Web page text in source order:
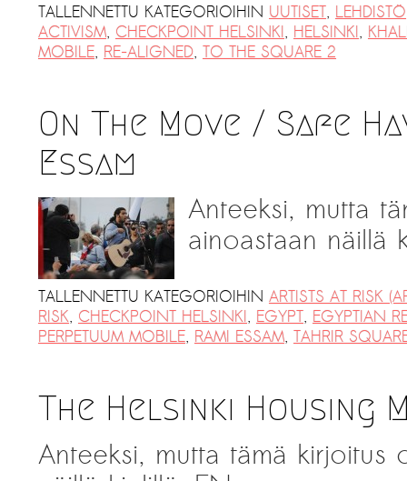
TALLENNETTU KATEGORIOIHIN UUTISET, LEHDISTÖ
ACTIVISM, CHECKPOINT HELSINKI, HELSINKI,
MOBILE, RE-ALIGNED, TO THE SQUARE 2
On The Move / Safe
Essam
Anteeksi, mutta
ainoastaan näillä
TALLENNETTU KATEGORIOIHIN ARTISTS AT RISK
RISK, CHECKPOINT HELSINKI, EGYPT, EGYPTIAN
PERPETUUM MOBILE, RAMI ESSAM, TAHRIR
The Helsinki Housing
Anteeksi, mutta tämä kirjoitus